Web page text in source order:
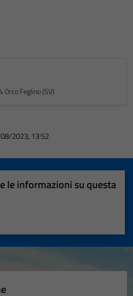
Feglino (SV)
2023, 13:52
le informazioni su questa
stelle su 5
su 5
5